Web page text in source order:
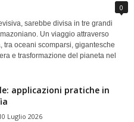
0
sarebbe divisa in tre grandi
Un viaggio attraverso
oceani scomparsi, gigantesche
e trasformazione del pianeta nel
applicazioni pratiche in
Luglio 2026